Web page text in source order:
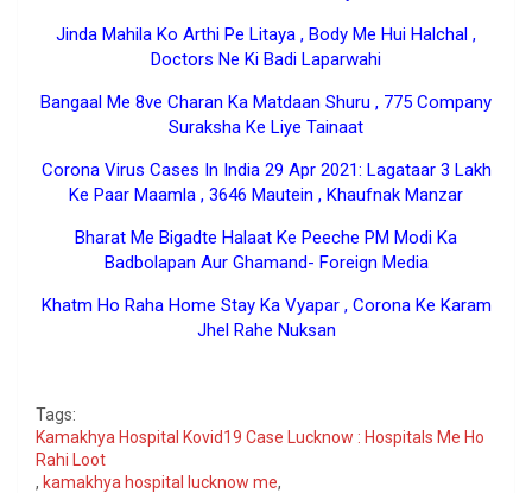
Jinda Mahila Ko Arthi Pe Litaya , Body Me Hui Halchal ,
Doctors Ne Ki Badi Laparwahi
Bangaal Me 8ve Charan Ka Matdaan Shuru , 775 Company
Suraksha Ke Liye Tainaat
Corona Virus Cases In India 29 Apr 2021: Lagataar 3 Lakh
Ke Paar Maamla , 3646 Mautein , Khaufnak Manzar
Bharat Me Bigadte Halaat Ke Peeche PM Modi Ka
Badbolapan Aur Ghamand- Foreign Media
Khatm Ho Raha Home Stay Ka Vyapar , Corona Ke Karam
Jhel Rahe Nuksan
Tags:
Kamakhya Hospital Kovid19 Case Lucknow : Hospitals Me Ho
Rahi Loot
, kamakhya hospital lucknow me,